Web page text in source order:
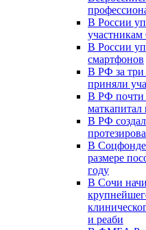
В России
В России
смартфонов
В РФ за три
приняли
В РФ почти
В РФ
В Соцфонде
размере
году
В Сочи
и реаби